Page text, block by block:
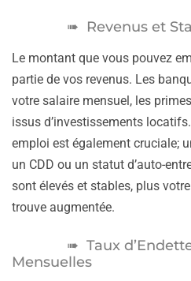
Revenus et
Le montant que vous pouvez
partie de vos revenus. Les
votre salaire mensuel, les
issus d’investissements
emploi est également cruciale;
un CDD ou un statut d’auto-
sont élevés et stables, plus
trouve augmentée.
Taux
Mensuelles